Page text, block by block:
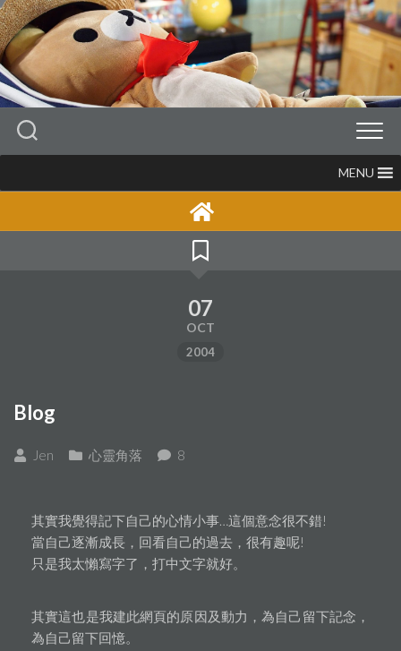
Skip
to
content
MENU
07
OCT
2004
Blog
Jen 心靈角落 8
其實我覺得記下自己的心情小事…這個意念很不錯!
當自己逐漸成長，回看自己的過去，很有趣呢!
只是我太懶寫字了，打中文字就好。
其實這也是我建此網頁的原因及動力，為自己留下記念，
為自己留下回憶。